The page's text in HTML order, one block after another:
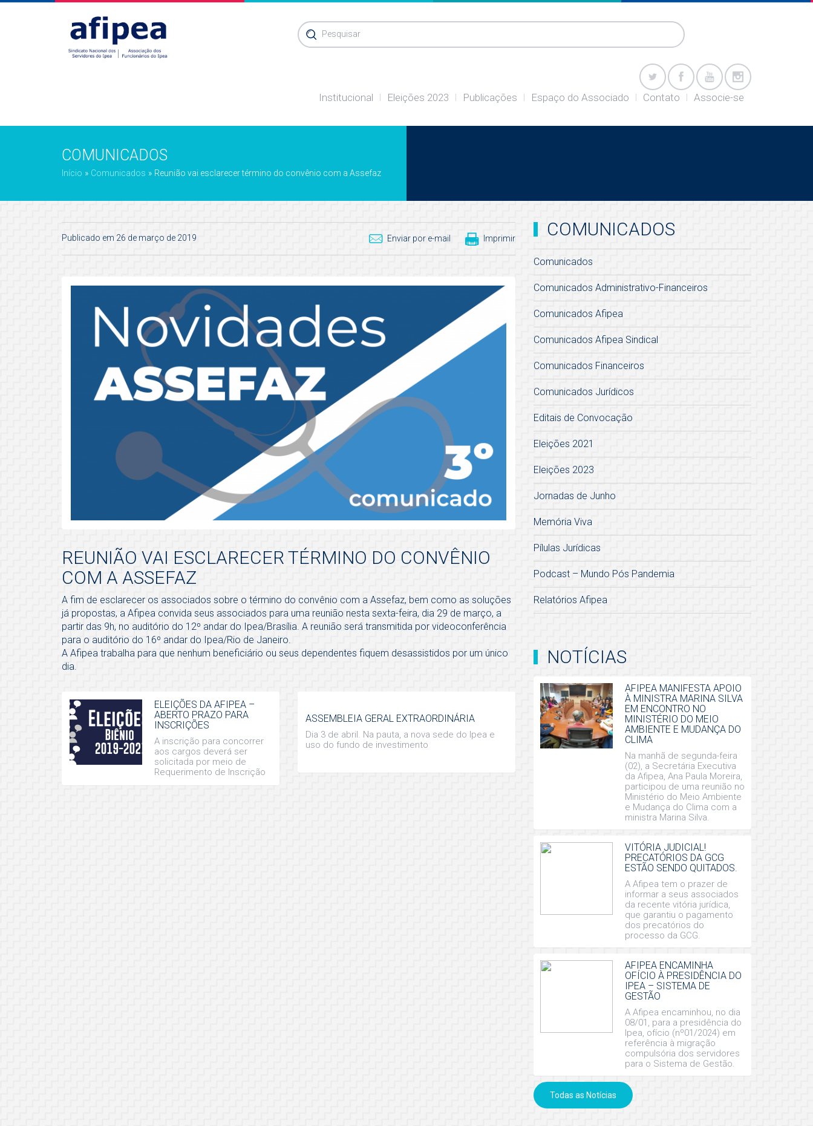
Pesquisar
Institucional Eleições 2023 Publicações Espaço do Associado Contato Associe-se
COMUNICADOS
Início » Comunicados » Reunião vai esclarecer término do convênio com a Assefaz
Publicado em 26 de março de 2019 Enviar por e-mail Imprimir
REUNIÃO VAI ESCLARECER TÉRMINO DO CONVÊNIO
COM A ASSEFAZ
A fim de esclarecer os associados sobre o término do convênio com a Assefaz, bem como as soluções
já propostas, a Afipea convida seus associados para uma reunião nesta sexta-feira, dia 29 de março, a
partir das 9h, no auditório do 12º andar do Ipea/Brasília. A reunião será transmitida por videoconferência
para o auditório do 16º andar do Ipea/Rio de Janeiro.
A Afipea trabalha para que nenhum beneficiário ou seus dependentes fiquem desassistidos por um único
dia.
ELEIÇÕES DA AFIPEA –
ABERTO PRAZO PARA
INSCRIÇÕES
A inscrição para concorrer
aos cargos deverá ser
solicitada por meio de
Requerimento de Inscrição
ASSEMBLEIA GERAL EXTRAORDINÁRIA
Dia 3 de abril. Na pauta, a nova sede do Ipea e
uso do fundo de investimento
COMUNICADOS
Comunicados
Comunicados Administrativo-Financeiros
Comunicados Afipea
Comunicados Afipea Sindical
Comunicados Financeiros
Comunicados Jurídicos
Editais de Convocação
Eleições 2021
Eleições 2023
Jornadas de Junho
Memória Viva
Pílulas Jurídicas
Podcast – Mundo Pós Pandemia
Relatórios Afipea
NOTÍCIAS
AFIPEA MANIFESTA APOIO
À MINISTRA MARINA SILVA
EM ENCONTRO NO
MINISTÉRIO DO MEIO
AMBIENTE E MUDANÇA DO
CLIMA
Na manhã de segunda-feira
(02), a Secretária Executiva
da Afipea, Ana Paula Moreira,
participou de uma reunião no
Ministério do Meio Ambiente
e Mudança do Clima com a
ministra Marina Silva.
VITÓRIA JUDICIAL!
PRECATÓRIOS DA GCG
ESTÃO SENDO QUITADOS.
A Afipea tem o prazer de
informar a seus associados
da recente vitória jurídica,
que garantiu o pagamento
dos precatórios do
processo da GCG.
AFIPEA ENCAMINHA
OFÍCIO À PRESIDÊNCIA DO
IPEA – SISTEMA DE
GESTÃO
A Afipea encaminhou, no dia
08/01, para a presidência do
Ipea, ofício (nº01/2024) em
referência à migração
compulsória dos servidores
para o Sistema de Gestão.
Todas as Notícias